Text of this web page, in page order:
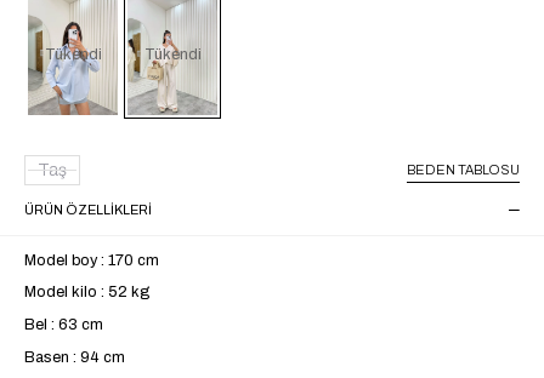
Tükendi Tükendi
Taş BEDEN TABLOSU
ÜRÜN ÖZELLIKLERI
Model boy : 170 cm
Model kilo : 52 kg
Bel : 63 cm
Basen : 94 cm